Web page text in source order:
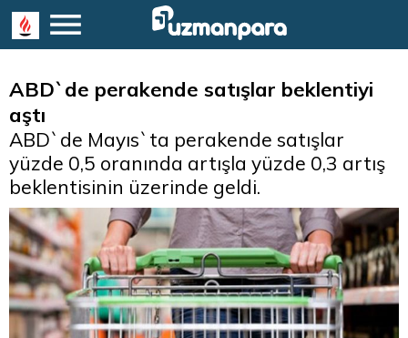
ABD`de perakende satışlar beklentiyi
aştı
ABD`de Mayıs`ta perakende satışlar
yüzde 0,5 oranında artışla yüzde 0,3 artış
beklentisinin üzerinde geldi.